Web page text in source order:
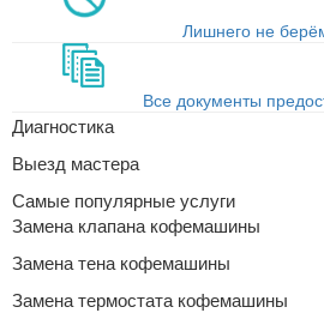
Лишнего не
Все документы
Диагностика
Выезд мастера
Самые популярные услуги
Замена клапана кофемашины
Замена тена кофемашины
Замена термостата кофемашины